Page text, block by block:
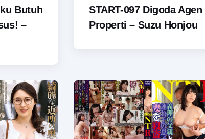
Butuh
–
START-097 Digoda Agen
Properti – Suzu Honjou